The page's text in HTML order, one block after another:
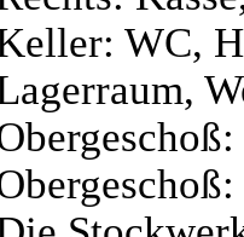
WC,